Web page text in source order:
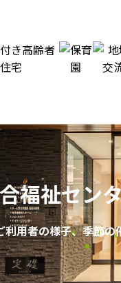
福祉セン
利用者の様子、季節